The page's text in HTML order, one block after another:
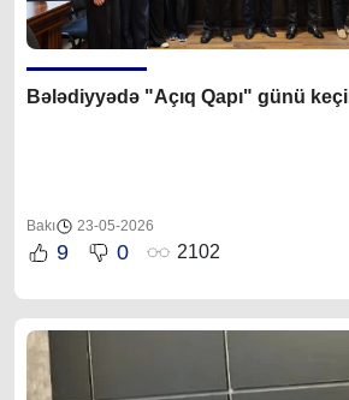
Bələdiyyədə "Açıq Qapı" günü
Bakı 23-05-2026
9 0 2102